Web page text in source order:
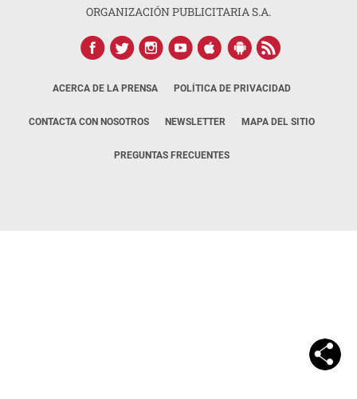
ORGANIZACIÓN PUBLICITARIA S.A.
ACERCA DE LA PRENSA POLÍTICA DE PRIVACIDAD
CONTACTA CON NOSOTROS NEWSLETTER MAPA DEL SITIO
PREGUNTAS FRECUENTES